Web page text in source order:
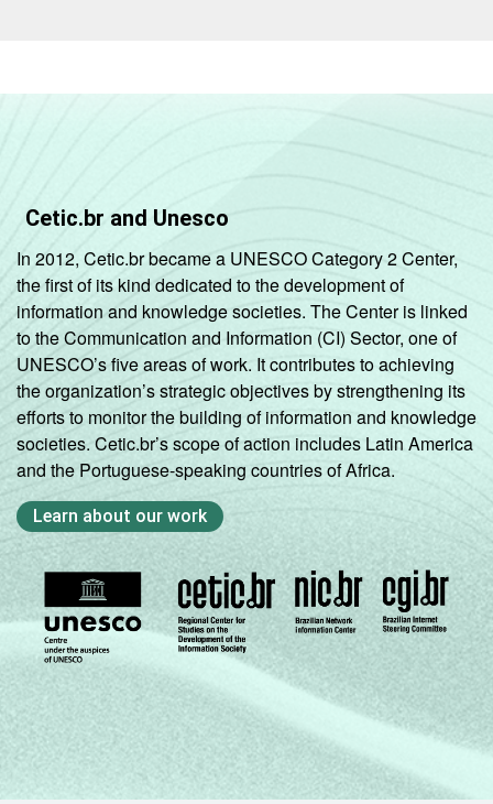
Cetic.br and Unesco
In 2012, Cetic.br became a UNESCO Category 2 Center,
the first of its kind dedicated to the development of
information and knowledge societies. The Center is linked
to the Communication and Information (CI) Sector, one of
UNESCO’s five areas of work. It contributes to achieving
the organization’s strategic objectives by strengthening its
efforts to monitor the building of information and knowledge
societies. Cetic.br’s scope of action includes Latin America
and the Portuguese-speaking countries of Africa.
Learn about our work